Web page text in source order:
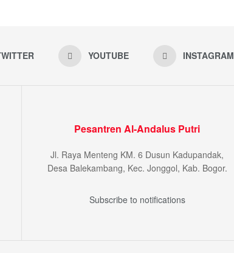
YOUTUBE INSTAGRAM
Pesantren Al-Andalus Putri
Jl. Raya Menteng KM. 6 Dusun Kadupandak,
Desa Balekambang, Kec. Jonggol, Kab. Bogor.
Subscribe to notifications